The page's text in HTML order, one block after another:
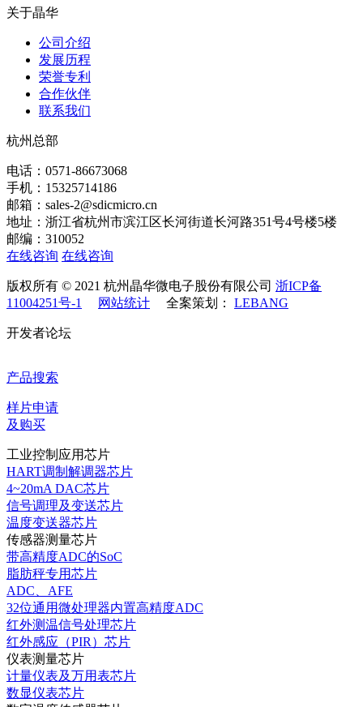
关于晶华
公司介绍
发展历程
荣誉专利
合作伙伴
联系我们
杭州总部
电话：0571-86673068
手机：15325714186
邮箱：sales-2@sdicmicro.cn
地址：浙江省杭州市滨江区长河街道长河路351号4号楼5楼
邮编：310052
在线咨询 在线咨询
版权所有 © 2021 杭州晶华微电子股份有限公司 浙ICP备
11004251号-1
网站统计 全案策划： LEBANG
开发者论坛
产品搜索
样片申请
及购买
工业控制应用芯片
HART调制解调器芯片
4~20mA DAC芯片
信号调理及变送芯片
温度变送器芯片
传感器测量芯片
带高精度ADC的SoC
脂肪秤专用芯片
ADC、AFE
32位通用微处理器内置高精度ADC
红外测温信号处理芯片
红外感应（PIR）芯片
仪表测量芯片
计量仪表及万用表芯片
数显仪表芯片